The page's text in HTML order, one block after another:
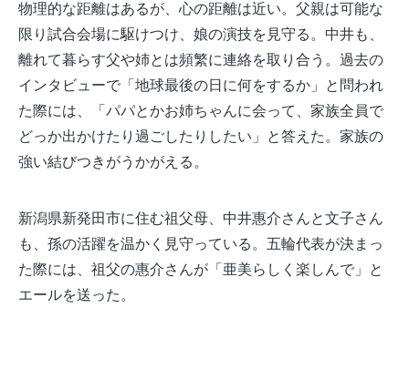
物理的な距離はあるが、心の距離は近い。父親は可能な
限り試合会場に駆けつけ、娘の演技を見守る。中井も、
離れて暮らす父や姉とは頻繁に連絡を取り合う 。過去の
インタビューで「地球最後の日に何をするか」と問われ
た際には、「パパとかお姉ちゃんに会って、家族全員で
どっか出かけたり過ごしたりしたい」と答えた。家族の
強い結びつきがうかがえる。
新潟県新発田市に住む祖父母、中井惠介さんと文子さん
も、孫の活躍を温かく見守っている。五輪代表が決まっ
た際には、祖父の惠介さんが「亜美らしく楽しんで」と
エールを送った。